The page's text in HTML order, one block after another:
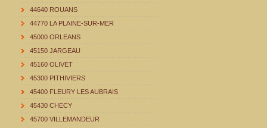
44640 ROUANS
44770 LA PLAINE-SUR-MER
45000 ORLEANS
45150 JARGEAU
45160 OLIVET
45300 PITHIVIERS
45400 FLEURY LES AUBRAIS
45430 CHECY
45700 VILLEMANDEUR